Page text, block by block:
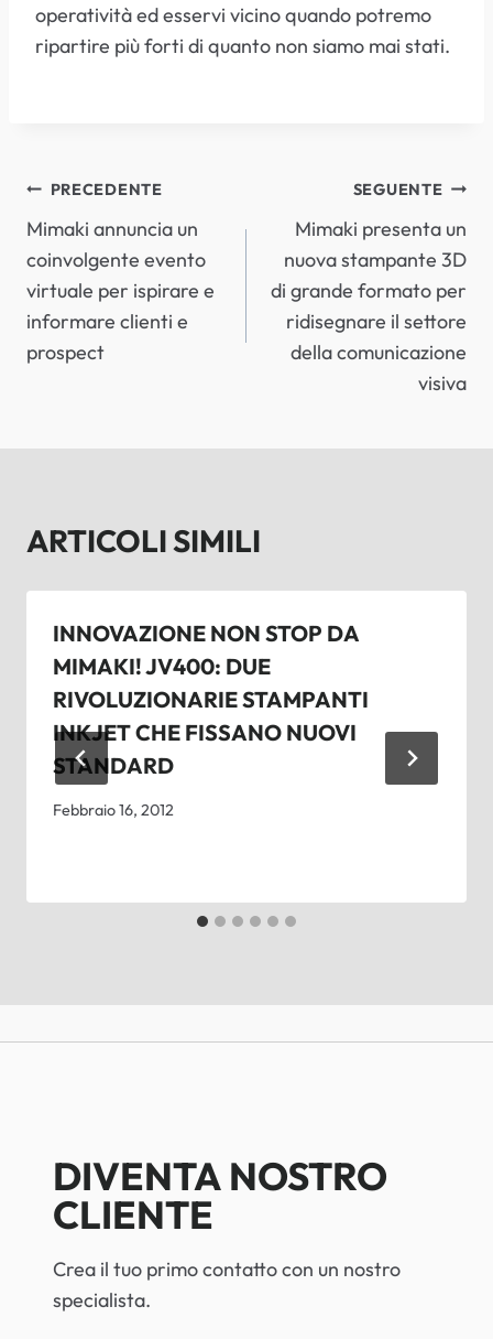
operatività ed esservi vicino quando potremo
ripartire più forti di quanto non siamo mai stati.
NAVIGAZIONE
ARTICOLI
PRECEDENTE
Mimaki annuncia un
coinvolgente evento
virtuale per ispirare e
informare clienti e
prospect
SEGUENTE
Mimaki presenta un
nuova stampante 3D
di grande formato per
ridisegnare il settore
della comunicazione
visiva
ARTICOLI SIMILI
INNOVAZIONE NON STOP DA
MIMAKI! JV400: DUE
RIVOLUZIONARIE STAMPANTI
INKJET CHE FISSANO NUOVI
STANDARD
Febbraio 16, 2012
DIVENTA NOSTRO
CLIENTE
Crea il tuo primo contatto con un nostro
specialista.